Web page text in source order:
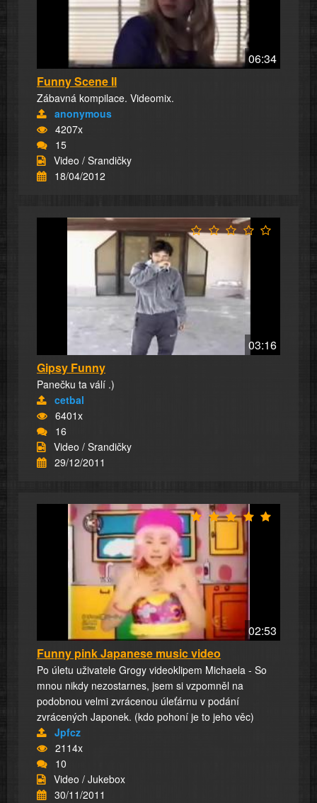
06:34
Funny Scene II
Zábavná kompilace. Videomix.
anonymous
4207x
15
Video / Srandičky
18/04/2012
03:16
Gipsy Funny
Panečku ta válí .)
cetbal
6401x
16
Video / Srandičky
29/12/2011
02:53
Funny pink Japanese music video
Po úletu uživatele Grogy videoklipem Michaela - So
mnou nikdy nezostarnes, jsem si vzpomněl na
podobnou velmi zvrácenou úleťárnu v podání
zvrácených Japonek. (kdo pohoní je to jeho věc)
Jpfcz
2114x
10
Video / Jukebox
30/11/2011